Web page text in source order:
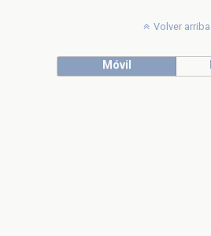
Volver arriba
Móvil